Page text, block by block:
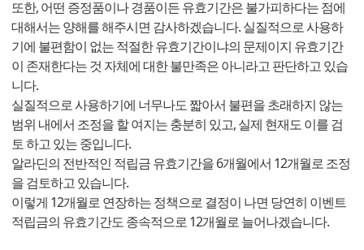
또한, 어떤 증정품이나 경품이든 유효기간은 불가피하다는 점에
대해서는 양해를 해주시면 감사하겠습니다. 실질적으로 사용하
기에 불편함이 없는 적절한 유효기간이냐의 문제이지 유효기간
이 존재한다는 것 자체에 대한 불만족은 아니라고 판단하고 있습
니다.
실질적으로 사용하기에 너무나도 짧아서 불편을 초래하지 않는
범위 내에서 조정을 할 여지는 충분히 있고, 실제 현재도 이를 검
토 하고 있는 중입니다.
알라딘의 전반적인 적립금 유효기간을 6개월에서 12개월로 조정
을 검토하고 있습니다.
이렇게 12개월로 연장하는 정책으로 결정이 나면 당연히 이벤트
적립금의 유효기간도 종속적으로 12개월로 늘어나겠습니다.